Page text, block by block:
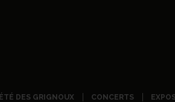
ÉTÉ DES GRIGNOUX CONCERTS